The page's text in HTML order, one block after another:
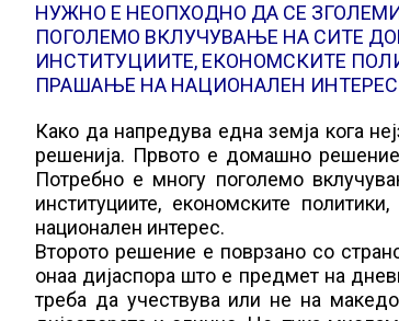
НУЖНО Е НЕОПХОДНО ДА СЕ
ПОГОЛЕМО ВКЛУЧУВАЊЕ НА СИТЕ
ИНСТИТУЦИИТЕ, ЕКОНОМСКИТЕ
ПРАШАЊЕ НА НАЦИОНАЛЕН ИНТЕРЕС
Како да напредува една земја кога
решенија. Првото е домашно
Потребно е многу поголемо
институциите, економските
национален интерес.
Второто решение е поврзано со
онаа дијаспора што е предмет на
треба да учествува или не на